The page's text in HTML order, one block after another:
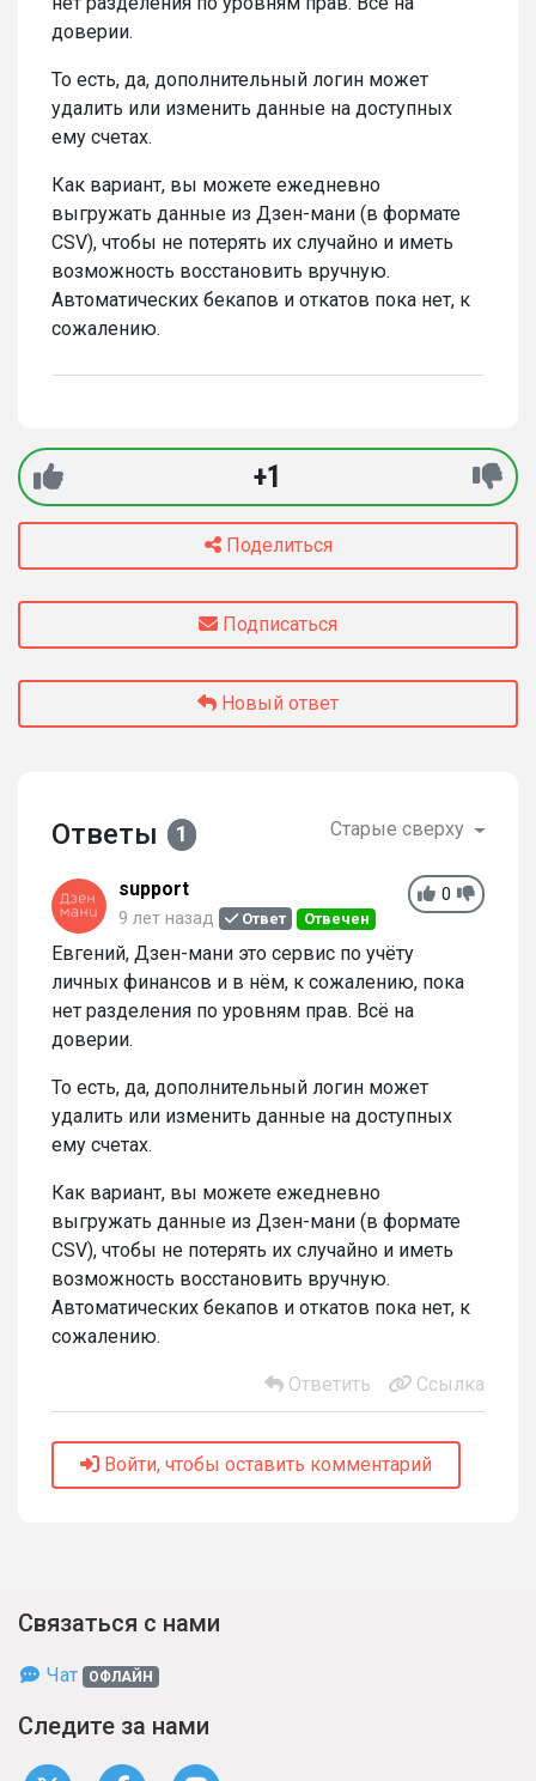
доверии.
То есть, да, дополнительный логин может
удалить или изменить данные на доступных
ему счетах.
Как вариант, вы можете ежедневно
выгружать данные из Дзен-мани (в формате
CSV), чтобы не потерять их случайно и иметь
возможность восстановить вручную.
Автоматических бекапов и откатов пока нет, к
сожалению.
+1
Поделиться
Подписаться
Новый ответ
Ответы 1 Старые сверху
0
support
9 лет назад Ответ Отвечен
Евгений, Дзен-мани это сервис по учёту
личных финансов и в нём, к сожалению, пока
нет разделения по уровням прав. Всё на
доверии.
То есть, да, дополнительный логин может
удалить или изменить данные на доступных
ему счетах.
Как вариант, вы можете ежедневно
выгружать данные из Дзен-мани (в формате
CSV), чтобы не потерять их случайно и иметь
возможность восстановить вручную.
Автоматических бекапов и откатов пока нет, к
сожалению.
Ответить Ссылка
Войти, чтобы оставить комментарий
Связаться с нами
Чат ОФЛАЙН
Следите за нами